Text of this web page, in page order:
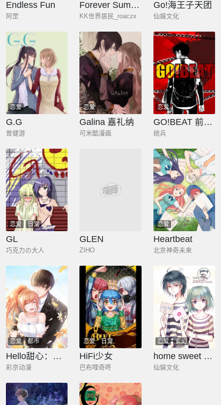
Endless Fun
阿罡
Forever Summer
KK世界居民_roaczx
Go!海王子天团
仙娱文化
恋爱
G.G
曾健游
恋爱
Galina 嘉礼纳
可米酷漫画
恋爱
GO!BEAT 前进之拳
统兵
恋爱 日常
GL
巧克力の大人
GLEN
ZIHO
恋爱
Heartbeat
北京神奇未来
恋爱 都市
Hello甜心：许少的小辣妹
彩京动漫
恋爱 日常
HiFi少女
巴布哩奇咚
恋爱 玄幻
home sweet home
仙娱文化